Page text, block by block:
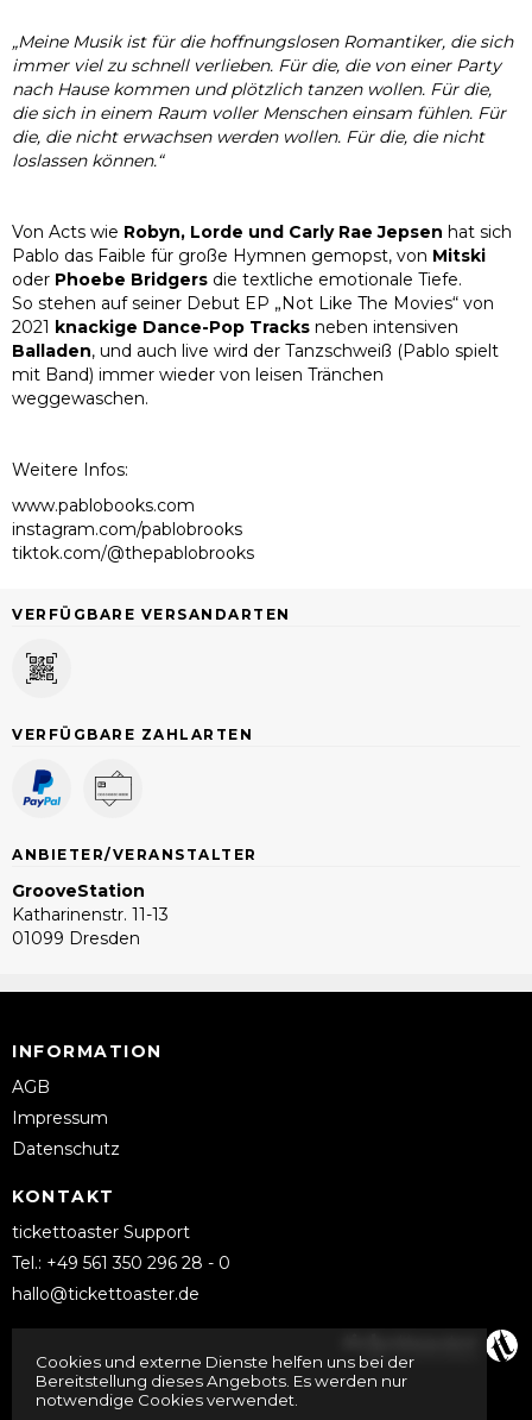
„Meine Musik ist für die hoffnungslosen Romantiker, die sich
immer viel zu schnell verlieben. Für die, die von einer Party
nach Hause kommen und plötzlich tanzen wollen. Für die,
die sich in einem Raum voller Menschen einsam fühlen. Für
die, die nicht erwachsen werden wollen. Für die, die nicht
loslassen können.“
Von Acts wie Robyn, Lorde und Carly Rae Jepsen hat sich
Pablo das Faible für große Hymnen gemopst, von Mitski
oder Phoebe Bridgers die textliche emotionale Tiefe.
So stehen auf seiner Debut EP „Not Like The Movies“ von
2021 knackige Dance-Pop Tracks neben intensiven
Balladen, und auch live wird der Tanzschweiß (Pablo spielt
mit Band) immer wieder von leisen Tränchen
weggewaschen.
Weitere Infos:
www.pablobooks.com
instagram.com/pablobrooks
tiktok.com/@thepablobrooks
VERFÜGBARE VERSANDARTEN
VERFÜGBARE ZAHLARTEN
ANBIETER/VERANSTALTER
GrooveStation
Katharinenstr. 11-13
01099 Dresden
INFORMATION
AGB
Impressum
Datenschutz
KONTAKT
tickettoaster Support
Tel.: +49 561 350 296 28 - 0
hallo@tickettoaster.de
Cookies und externe Dienste helfen uns bei der
Bereitstellung dieses Angebots. Es werden nur
notwendige Cookies verwendet.